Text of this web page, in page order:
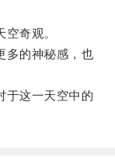
奇观。
的神秘感，也
这一天空中的